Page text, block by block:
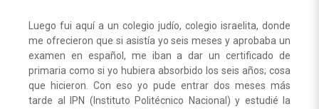
Luego fui aquí a un colegio judío, colegio israelita, donde
me ofrecieron que si asistía yo seis meses y aprobaba un
examen en español, me iban a dar un certificado de
primaria como si yo hubiera absorbido los seis años; cosa
que hicieron. Con eso yo pude entrar dos meses más
tarde al IPN (Instituto Politécnico Nacional) y estudié la